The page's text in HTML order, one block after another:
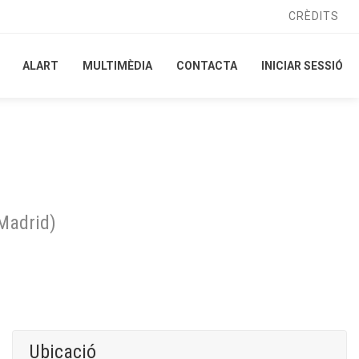
CRÈDITS
ALART MULTIMÈDIA CONTACTA INICIAR SESSIÓ
CRÈDITS
ALART MULTIMÈDIA CONTACTA INICIAR SESSIÓ
)
Ubicació